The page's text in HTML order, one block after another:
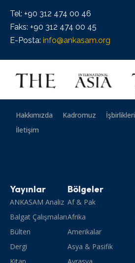
Tel: +90 312 474 00 46
Faks: +90 312 474 00 45
E-Posta: info@ankasam.org
Hakkımızda Kadromuz İşbirlikleri
İletişim
Yayınlar
ANKASAM Analiz
Balgat Çalışmaları
Bülten
Dergi
Bölgeler
Af & Pak
Afrika
Amerikalar
Asya & Pasifik